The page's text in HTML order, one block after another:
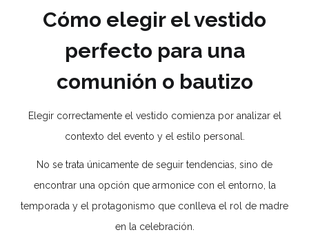
Cómo elegir el vestido
perfecto para una
comunión o bautizo
Elegir correctamente el vestido comienza por analizar el
contexto del evento y el estilo personal.
No se trata únicamente de seguir tendencias, sino de
encontrar una opción que armonice con el entorno, la
temporada y el protagonismo que conlleva el rol de madre
en la celebración.